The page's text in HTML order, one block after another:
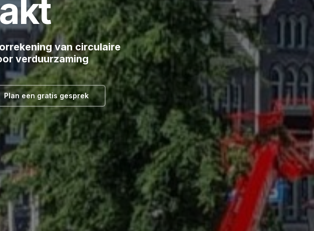
van circulaire
verduurzaming
Plan een gratis gesprek